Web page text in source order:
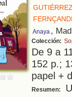
Anaya ,
Colección:
De 9 a
152 p.;
papel +
Resumen: